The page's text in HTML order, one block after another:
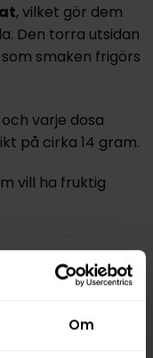
Om
, vilket gör dem
Den torra utsidan
smaken frigörs
och varje dosa
på cirka 14 gram.
vill ha fruktig